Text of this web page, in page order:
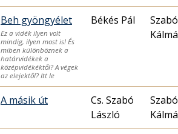
Beh gyöngyélet
Ez a vidék ilyen volt
mindig, ilyen most is! És
miben különböznek a
határvidékek a
középvidékéktől? A végek
az elejektől? Itt le
Békés Pál
Szabó
A másik út
Cs. Szabó
László
Szabó